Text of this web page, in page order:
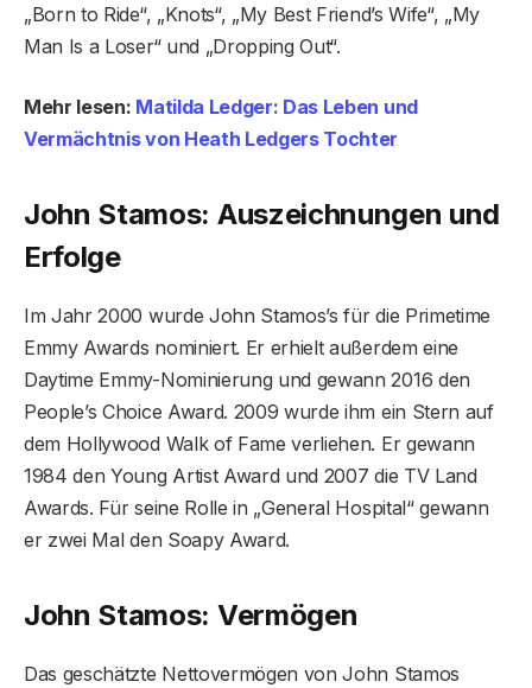
„Born to Ride“, „Knots“, „My Best Friend’s Wife“, „My
Man Is a Loser“ und „Dropping Out“.
Mehr lesen: Matilda Ledger: Das Leben und
Vermächtnis von Heath Ledgers Tochter
John Stamos: Auszeichnungen und
Erfolge
Im Jahr 2000 wurde John Stamos’s für die Primetime
Emmy Awards nominiert. Er erhielt außerdem eine
Daytime Emmy-Nominierung und gewann 2016 den
People’s Choice Award. 2009 wurde ihm ein Stern auf
dem Hollywood Walk of Fame verliehen. Er gewann
1984 den Young Artist Award und 2007 die TV Land
Awards. Für seine Rolle in „General Hospital“ gewann
er zwei Mal den Soapy Award.
John Stamos: Vermögen
Das geschätzte Nettovermögen von John Stamos